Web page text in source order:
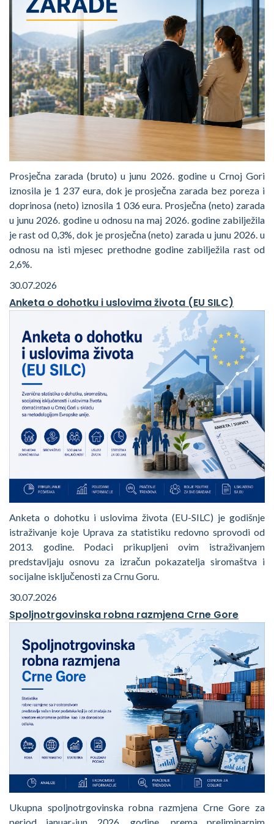
Prosječna zarada (bruto) u junu 2026. godine u Crnoj Gori
iznosila je 1 237 eura, dok je prosječna zarada bez poreza i
doprinosa (neto) iznosila 1 036 eura. Prosječna (neto) zarada
u junu 2026. godine u odnosu na maj 2026. godine zabilježila
je rast od 0,3%, dok je prosječna (neto) zarada u junu 2026. u
odnosu na isti mjesec prethodne godine zabilježila rast od
2,6%.
30.07.2026
Anketa o dohotku i uslovima života (EU SILC)
Anketa o dohotku i uslovima života (EU-SILC) je godišnje
istraživanje koje Uprava za statistiku redovno sprovodi od
2013. godine. Podaci prikupljeni ovim istraživanjem
predstavljaju osnovu za izračun pokazatelja siromaštva i
socijalne isključenosti za Crnu Goru.
30.07.2026
Spoljnotrgovinska robna razmjena Crne Gore
Ukupna spoljnotrgovinska robna razmjena Crne Gore za